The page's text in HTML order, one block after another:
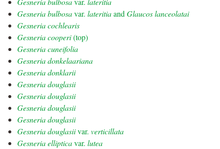
Gesneria bulbosavar. lateritiaandGlaucos lanceolatai
Gesneria cochlearis
Gesneria cooperi(top)
Gesneria cuneifolia
Gesneria donkelaariana
Gesneria donklarii
Gesneria douglasii
Gesneria douglasii
Gesneria douglasii
Gesneria douglasii
Gesneria douglasiivar. verticillata
Gesneria ellipticavar. lutea